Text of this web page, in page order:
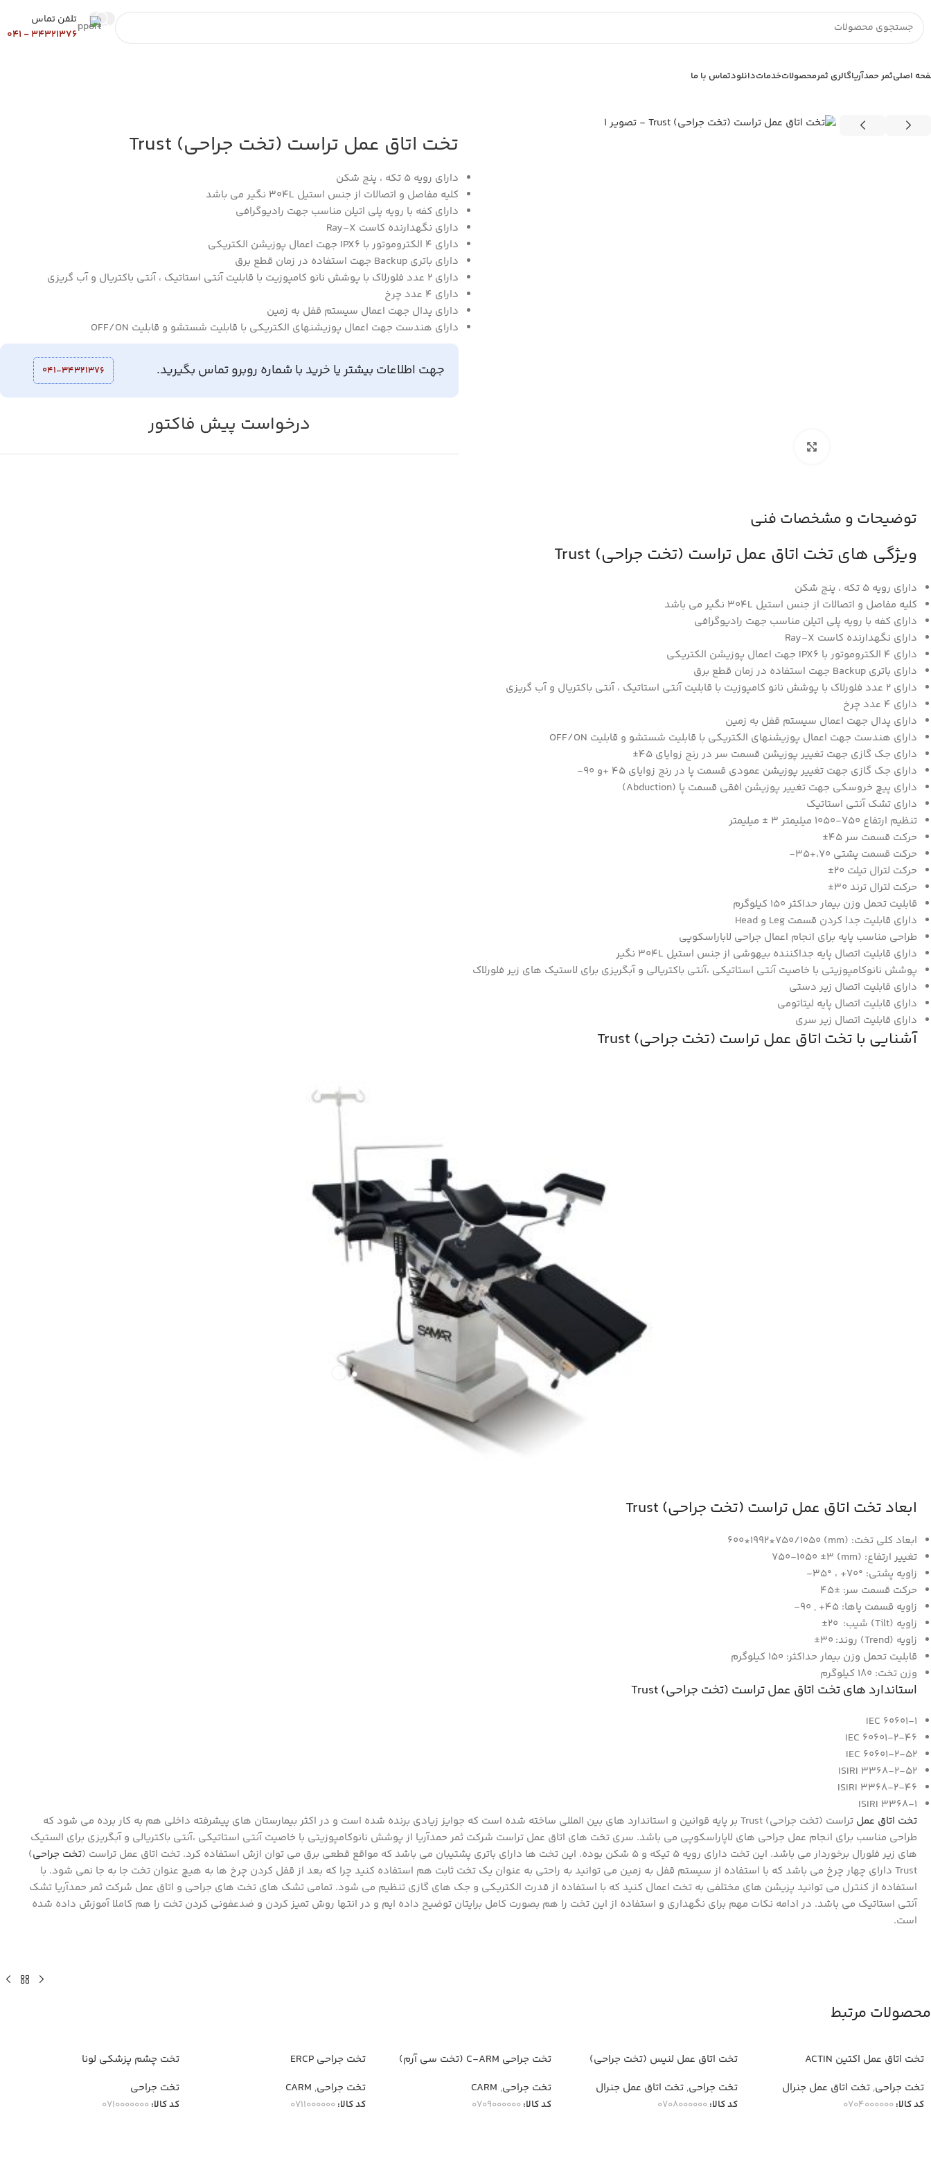
تلفن تماس
34321376 - 041
اصلیثمر حمدآریاگالری ثمرمحصولاتخدماتدانلودتماس با ما
تخت اتاق عمل تراست (تخت جراحی) Trust
دارای رویه 5 تکه ، پنج شکن
کلیه مفاصل و اتصالات از جنس استیل 304L نگیر می باشد
دارای کفه با رویه پلی اتیلن مناسب جهت رادیوگرافی
دارای نگهدارنده کاست Ray-X
دارای 4 الکتروموتور با IPX6 جهت اعمال پوزیشن الکتریکی
دارای باتری Backup جهت استفاده در زمان قطع برق
دارای 2 عدد فلورلاک با پوشش نانو کامپوزیت با قابلیت آنتی استاتیک ، آنتی باکتریال و آب گریزی
دارای 4 عدد چرخ
دارای پدال جهت اعمال سیستم قفل به زمین
دارای هندست جهت اعمال پوزیشنهای الکتریکی با قابلیت شستشو و قابلیت OFF/ON
جهت اطلاعات بیشتر یا خرید با شماره روبرو تماس بگیرید. 041-34321376
درخواست پیش فاکتور
توضیحات و مشخصات فنی
ویژگی های تخت اتاق عمل تراست (تخت جراحی) Trust
دارای رویه 5 تکه ، پنج شکن
کلیه مفاصل و اتصالات از جنس استیل 304L نگیر می باشد
دارای کفه با رویه پلی اتیلن مناسب جهت رادیوگرافی
دارای نگهدارنده کاست Ray-X
دارای 4 الکتروموتور با IPX6 جهت اعمال پوزیشن الکتریکی
دارای باتری Backup جهت استفاده در زمان قطع برق
دارای 2 عدد فلورلاک با پوشش نانو کامپوزیت با قابلیت آنتی استاتیک ، آنتی باکتریال و آب گریزی
دارای 4 عدد چرخ
دارای پدال جهت اعمال سیستم قفل به زمین
دارای هندست جهت اعمال پوزیشنهای الکتریکی با قابلیت شستشو و قابلیت OFF/ON
دارای جک گازی جهت تغییر پوزیشن قسمت سر در رنج زوایای 45±
دارای جک گازی جهت تغییر پوزیشن عمودی قسمت پا در رنج زوایای 45 +و 90-
دارای پیچ خروسکی جهت تغییر پوزیشن افقی قسمت پا (Abduction)
دارای تشک آنتی استاتیک
تنظیم ارتفاع 750-1050 میلیمتر 3 ± میلیمتر
حرکت قسمت سر 45±
حرکت قسمت پشتی 70،+35-
حرکت لترال تیلت 20±
حرکت لترال ترند 30±
قابلیت تحمل وزن بیمار حداکثر 150 کیلوگرم
دارای قابلیت جدا کردن قسمت Leg و Head
طراحی مناسب پایه برای انجام اعمال جراحی لاباراسکوپی
دارای قابلیت اتصال پایه جداکننده بیهوشی از جنس استیل 304L نگیر
پوشش نانوکامپوزیتی با خاصیت آنتی استاتیکی ،آنتی باکتریالی و آبگریزی برای لاستیک های زیر فلورلاک
دارای قابلیت اتصال زیر دستی
دارای قابلیت اتصال پایه لیتاتومی
دارای قابلیت اتصال زیر سری
آشنایی با تخت اتاق عمل تراست (تخت جراحی) Trust
ابعاد تخت اتاق عمل تراست (تخت جراحی) Trust
ابعاد کلی تخت: (mm) 600*1992*750/1050
تغییر ارتفاع: (mm) 750-1050 ±3
زاویه پشتی: °70+ ، °35-
حرکت قسمت سر: ±45
زاویه قسمت پاها: 45+ , 90-
زاویه (Tilt) شیب: 20±
زاویه (Trend) روند: 30±
قابلیت تحمل وزن بیمار حداکثر: 150 کیلوگرم
وزن تخت: 180 کیلوگرم
استاندارد های تخت اتاق عمل تراست (تخت جراحی) Trust
IEC 60601-1
60601-2-46 IEC
60601-2-52 IEC
ISIRI 3368-2-52
ISIRI 3368-2-46
ISIRI 3368-1
تخت اتاق عمل
تراست (تخت جراحی) Trust بر پایه قوانین و استاندارد های بین المللی ساخته شده است که جوایز زیادی برنده شده است و در اکثر بیمارستان های پیشرفته داخلی هم به کار برده می شود که
طراحی مناسب برای انجام عمل جراحی های لاپاراسکوپی می باشد. سری تخت های اتاق عمل تراست شرکت ثمر حمدآریا از پوشش نانوکامپوزیتی با خاصیت آنتی استاتیکی ،آنتی باکتریالی و آبگریزی برای الستیک
های زیر فلورال برخوردار می باشد. این تخت دارای رویه 5 تیکه و 5 شکن بوده. این تخت ها دارای باتری پشتیبان می باشد که مواقع قطعی برق می توان ازش استفاده کرد. تخت اتاق عمل تراست (
تخت جراحی)
Trust دارای چهار چرخ می باشد که با استفاده از سیستم قفل به زمین می توانید به راحتی به عنوان یک تخت ثابت هم استفاده کنید چرا که بعد از قفل کردن چرخ ها به هیچ عنوان تخت جا به جا نمی شود. با
استفاده از کنترل می توانید پزیشن های مختلفی به تخت اعمال کنید که با استفاده از قدرت الکتریکی و جک های گازی تنظیم می شود. تمامی تشک های تخت های جراحی و اتاق عمل شرکت ثمر حمدآریا تشک
آنتی استاتیک می باشد. در ادامه نکات مهم برای نگهداری و استفاده از این تخت را هم بصورت کامل برایتان توضیح داده ایم و در انتها روش تمیز کردن و ضدعفونی کردن تخت را هم کاملا آموزش داده شده
است.
محصولات مرتبط
تخت اتاق عمل اکتین ACTIN
تخت جراحی, تخت اتاق عمل جنرال
کد کالا:0704000000
تخت اتاق عمل لنیس (تخت جراحی)
تخت جراحی, تخت اتاق عمل جنرال
کد کالا:0708000000
تخت جراحی C-ARM (تخت سی آرم)
تخت جراحی,
CARM
کد کالا:0709000000
تخت جراحی ERCP
تخت جراحی,
CARM
کد کالا:0711000000
تخت چشم پزشکی لونا
تخت جراحی
کد کالا:0710000000